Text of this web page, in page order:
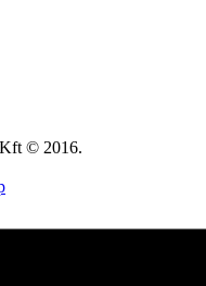
© 2016.